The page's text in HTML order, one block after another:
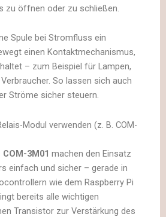
zu öffnen oder zu schließen.
Spule bei Stromfluss ein
einen Kontaktmechanismus,
– zum Beispiel für Lampen,
So lassen sich auch
Ströme sicher steuern.
Modul verwenden (z. B. COM-
COM-3M01 machen den Einsatz
einfach und sicher – gerade in
wie dem Raspberry Pi
bereits alle wichtigen
Transistor zur Verstärkung des